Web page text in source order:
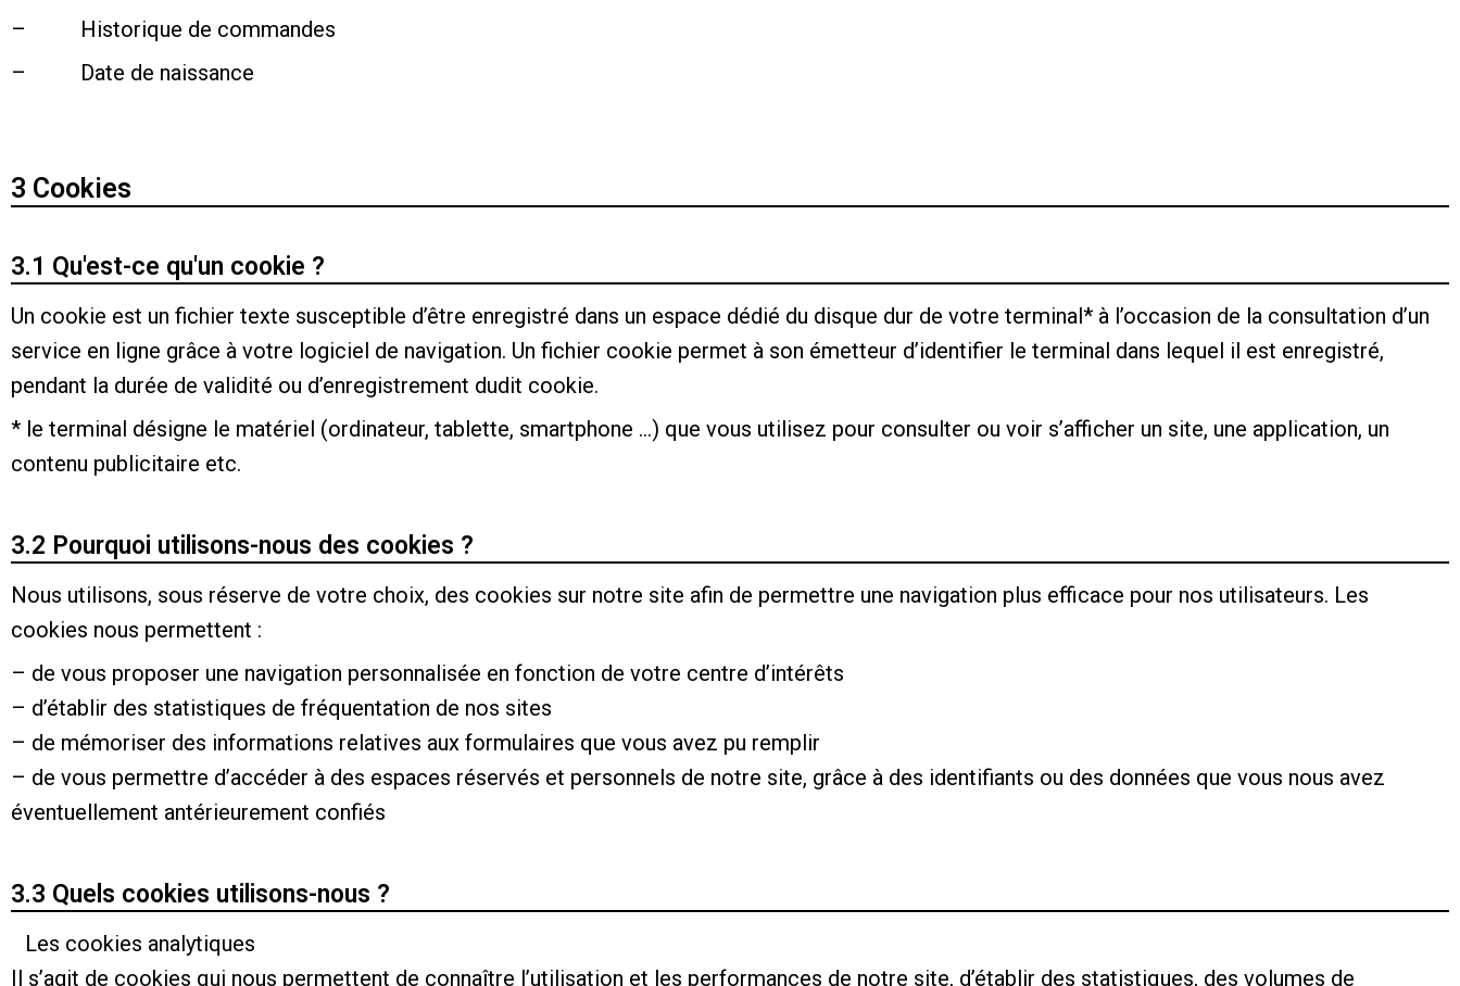
– Historique de commandes
– Date de naissance
3 Cookies
3.1 Qu'est-ce qu'un cookie ?
Un cookie est un fichier texte susceptible d’être enregistré dans un espace dédié du disque dur de votre terminal* à l’occasion de la consultation d’un
service en ligne grâce à votre logiciel de navigation. Un fichier cookie permet à son émetteur d’identifier le terminal dans lequel il est enregistré,
pendant la durée de validité ou d’enregistrement dudit cookie.
* le terminal désigne le matériel (ordinateur, tablette, smartphone …) que vous utilisez pour consulter ou voir s’afficher un site, une application, un
contenu publicitaire etc.
3.2 Pourquoi utilisons-nous des cookies ?
Nous utilisons, sous réserve de votre choix, des cookies sur notre site afin de permettre une navigation plus efficace pour nos utilisateurs. Les
cookies nous permettent :
– de vous proposer une navigation personnalisée en fonction de votre centre d’intérêts
– d’établir des statistiques de fréquentation de nos sites
– de mémoriser des informations relatives aux formulaires que vous avez pu remplir
– de vous permettre d’accéder à des espaces réservés et personnels de notre site, grâce à des identifiants ou des données que vous nous avez
éventuellement antérieurement confiés
3.3 Quels cookies utilisons-nous ?
Les cookies analytiques
Il s’agit de cookies qui nous permettent de connaître l’utilisation et les performances de notre site, d’établir des statistiques, des volumes de